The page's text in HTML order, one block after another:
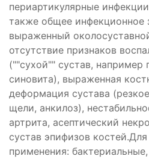
периартикулярные
также общее инфекционное
выраженный
отсутствие признаков
(""сухой"" сустав, например
синовита), выраженная
деформация сустава
щели, анкилоз),
артрита, асептический
сустав эпифизов
применения: